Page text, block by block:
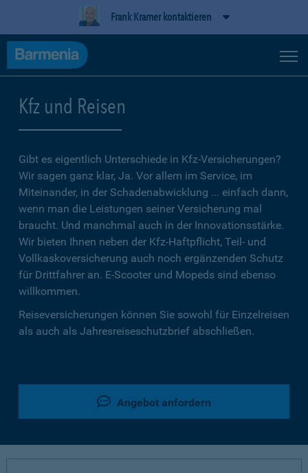
Frank Kramer kontaktieren
Kfz und Reisen
Gibt es eigentlich Unterschiede in Kfz-Versicherungen?
Wir sagen ganz klar, Ja. Vor allem im Service, im
Miteinander, in der Schadenabwicklung ... einfach dann,
wenn man die Leistungen seiner Versicherung mal
braucht. Und manchmal auch in der Innovationsstärke.
Wir bieten Ihnen neben der Kfz-Haftpflicht, Teil- und
Vollkaskoversicherung auch noch ergänzenden Schutz
für Drittfahrer an. E-Scooter und Mopeds sind ebenso
willkommen.
Reiseversicherungen können Sie sowohl für Einzelreisen
als auch als Jahresreiseschutzbrief abschließen.
Angebot anfordern